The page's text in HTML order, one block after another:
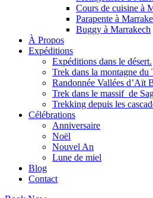
Cours de cuisine à
Parapente à
Buggy à Marrakech
À Propos
Expéditions
Expéditions dans le désert.
Trek dans la montagne du
Randonnée Vallées d’Aït
Trek dans le massif de
Trekking depuis les
Célébrations
Anniversaire
Noël
Nouvel An
Lune de miel
Blog
Contact